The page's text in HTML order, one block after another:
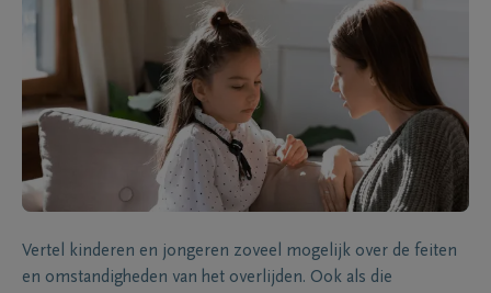
Vertel kinderen en jongeren zoveel mogelijk over de feiten
en omstandigheden van het overlijden. Ook als die